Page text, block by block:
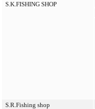
S.K.FISHING SHOP
S.R.Fishing shop